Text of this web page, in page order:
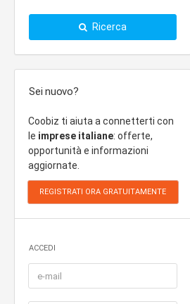
Ricerca
Sei nuovo?
Coobiz ti aiuta a connetterti con
le imprese italiane: offerte,
opportunità e informazioni
aggiornate.
ACCEDI